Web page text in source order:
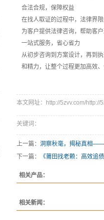
合法合规，保障权益
在找人取证的过程中，法律界
为客户提供法律咨询，帮助客
一站式服务，省心省力
从初步咨询到方案设计，再到
和精力，让整个过程更加高效、
本文网址：http://5zvv.com/http://
关键词：
上一篇： 洞察秋毫，揭秘真相——
下一篇：
《莆田找老赖：高效追
相关产品：
相关新闻：